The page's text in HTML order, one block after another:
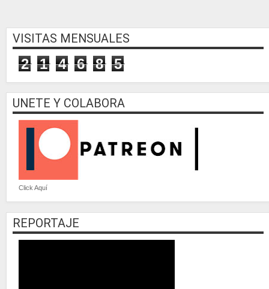
VISITAS MENSUALES
2 1 4 6 8 5
UNETE Y COLABORA
Click Aquí
REPORTAJE